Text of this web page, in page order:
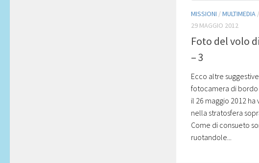
MISSIONI /MULTIMEDIA /
29 MAGGIO 2012
Foto del volo
– 3
Ecco altre
fotocamera di
il 26 maggio 2012 ha
nella stratosfera
Come di consueto
ruotandole...